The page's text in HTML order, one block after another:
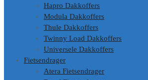
Hapro Dakkoffers
Modula Dakkoffers
Thule Dakkoffers
Twinny Load Dakkoffers
Universele Dakkoffers
Fietsendrager
Atera Fietsendrager